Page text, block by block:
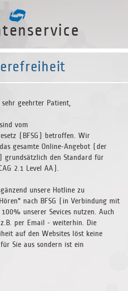
geehrter Patient,
vom
(BFSG) betroffen. Wir
gesamte Online-Angebot (der
grundsätzlich den Standard für
2.1 Level AA).
unsere Hotline zu
nach BFSG (in Verbindung mit
unserer Sevices nutzen. Auch
per Email - weiterhin. Die
auf den Websites löst keine
Sie aus sondern ist ein